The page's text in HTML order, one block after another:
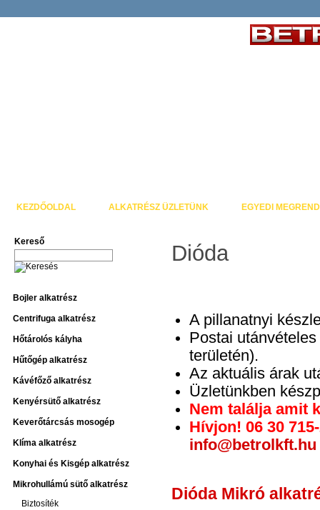
KEZDŐOLDAL ALKATRÉSZ ÜZLETÜNK EGYEDI
Kereső
Bojler alkatrész
Centrifuga alkatrész
Hőtárolós kályha
Hűtőgép alkatrész
Kávéfőző alkatrész
Kenyérsütő alkatrész
Keverőtárcsás mosogép
Klíma alkatrész
Konyhai és Kisgép alkatrész
Mikrohullámú sütő alkatrész
Biztosíték
Dióda
A pillanatnyi
Postai
területén).
Az aktuális árak
Üzletünkben
Nem találja amit
Hívjon! 06 30
info@betrolkft.hu
Dióda Mikró